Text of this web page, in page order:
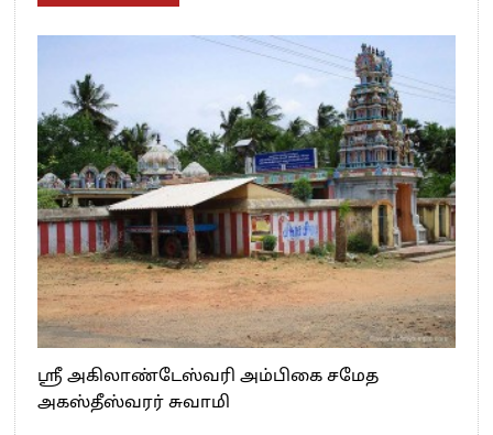
ஸ்ரீ அகிலாண்டேஸ்வரி அம்பிகை சமேத
அகஸ்தீஸ்வரர் சுவாமி